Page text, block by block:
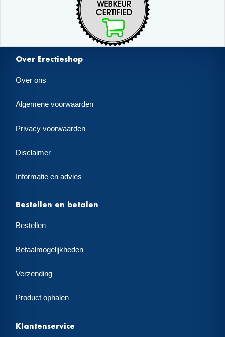
Over Erectieshop
Over ons
Algemene voorwaarden
Privacy voorwaarden
Disclaimer
Informatie en advies
Bestellen en betalen
Bestellen
Betaalmogelijkheden
Verzending
Product ophalen
Klantenservice